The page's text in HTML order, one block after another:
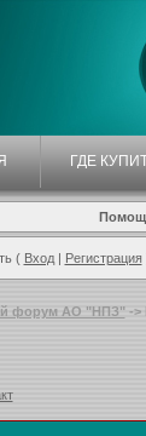
ГДЕ
( Вход| Регистрация
форум АО "НПЗ"->